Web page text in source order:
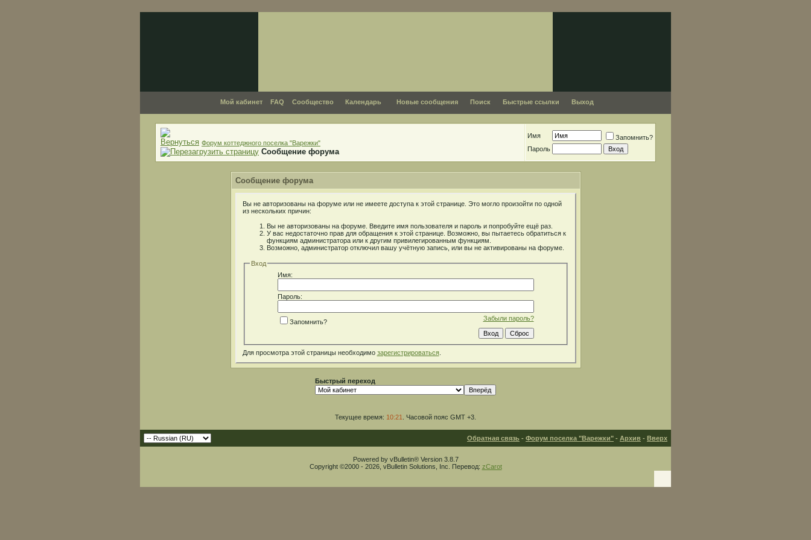
Мой кабинет FAQ Сообщество Календарь Новые сообщения Поиск Быстрые ссылки Выход
Форум коттеджного поселка "Варежки"
Сообщение форума
Имя
Запомнить?
Пароль
Сообщение форума
Вы не авторизованы на форуме или не имеете доступа к этой странице. Это могло произойти по одной
из нескольких причин:
Вы не авторизованы на форуме. Введите имя пользователя и пароль и попробуйте ещё раз.
У вас недостаточно прав для обращения к этой странице. Возможно, вы пытаетесь обратиться к
функциям администратора или к другим привилегированным функциям.
Возможно, администратор отключил вашу учётную запись, или вы не активированы на форуме.
Вход
Имя:
Пароль:
Забыли пароль?
Запомнить?
Для просмотра этой страницы необходимо зарегистрироваться.
Быстрый переход
Текущее время: 10:21 . Часовой пояс GMT +3.
Обратная связь - Форум поселка "Варежки" - Архив - Вверх
Powered by vBulletin® Version 3.8.7
Copyright ©2000 - 2026, vBulletin Solutions, Inc. Перевод: zCarot